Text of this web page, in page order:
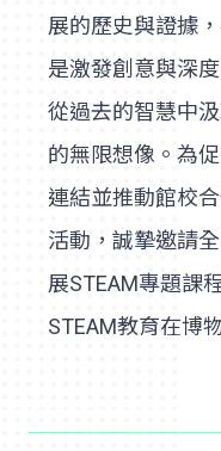
展的歷史與證據
是激發創意與深
從過去的智慧中
的無限想像。為
連結並推動館校
活動，誠摯邀請
展STEAM專題課
STEAM教育在博